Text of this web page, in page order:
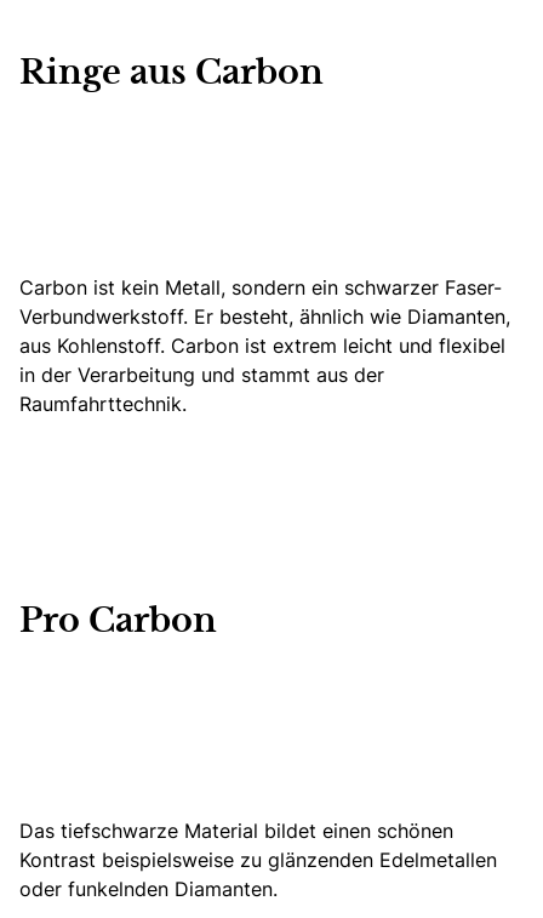
Ringe aus Carbon
Carbon ist kein Metall, sondern ein schwarzer Faser-
Verbundwerkstoff. Er besteht, ähnlich wie Diamanten,
aus Kohlenstoff. Carbon ist extrem leicht und flexibel
in der Verarbeitung und stammt aus der
Raumfahrttechnik.
Pro Carbon
Das tiefschwarze Material bildet einen schönen
Kontrast beispielsweise zu glänzenden Edelmetallen
oder funkelnden Diamanten.